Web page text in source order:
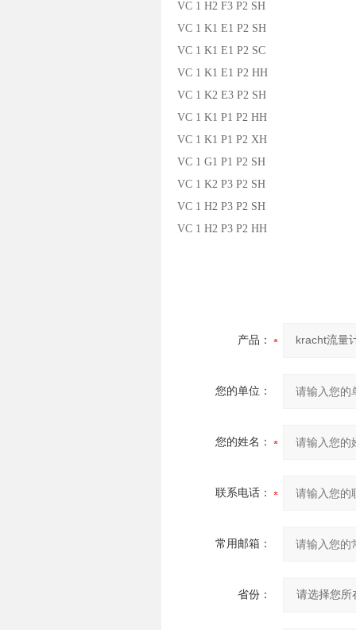
VC 1 H2 F3 P2 SH
VC 1 K1 E1 P2 SH
VC 1 K1 E1 P2 SC
VC 1 K1 E1 P2 HH
VC 1 K2 E3 P2 SH
VC 1 K1 P1 P2 HH
VC 1 K1 P1 P2 XH
VC 1 G1 P1 P2 SH
VC 1 K2 P3 P2 SH
VC 1 H2 P3 P2 SH
VC 1 H2 P3 P2 HH
产品：
您的单位：
您的姓名：
联系电话：
常用邮箱：
省份：